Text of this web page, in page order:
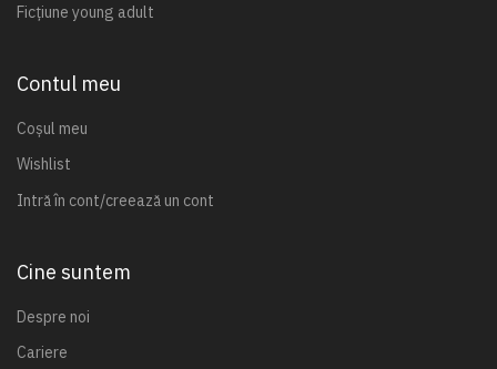
Ficțiune young adult
Contul meu
Coșul meu
Wishlist
Intră în cont/creează un cont
Cine suntem
Despre noi
Cariere